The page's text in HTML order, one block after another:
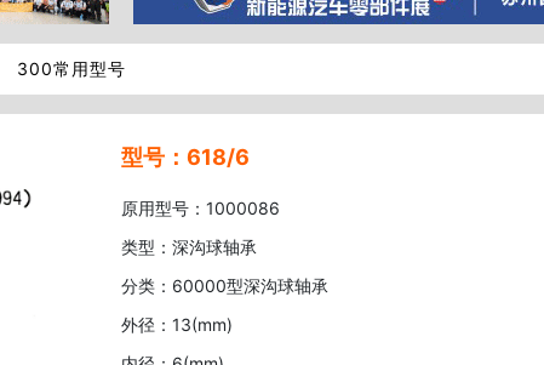
300常用型号
型号：618/6
原用型号：1000086
类型：深沟球轴承
分类：60000型深沟球轴承
外径：13(mm)